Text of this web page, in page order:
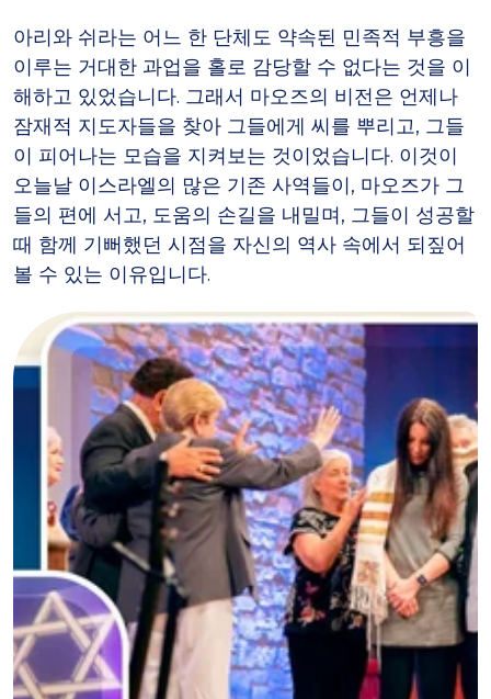
아리와 쉬라는 어느 한 단체도 약속된 민족적 부흥을
이루는 거대한 과업을 홀로 감당할 수 없다는 것을 이
해하고 있었습니다. 그래서 마오즈의 비전은 언제나
잠재적 지도자들을 찾아 그들에게 씨를 뿌리고, 그들
이 피어나는 모습을 지켜보는 것이었습니다. 이것이
오늘날 이스라엘의 많은 기존 사역들이, 마오즈가 그
들의 편에 서고, 도움의 손길을 내밀며, 그들이 성공할
때 함께 기뻐했던 시점을 자신의 역사 속에서 되짚어
볼 수 있는 이유입니다.